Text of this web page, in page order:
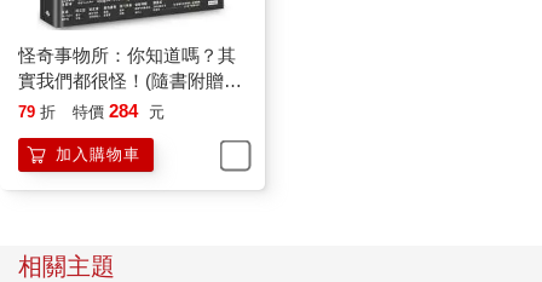
怪奇事物所：你知道嗎？其
實我們都很怪！(隨書附贈怪
奇筆記本)
79 折 特價 284 元
加入購物車
相關主題